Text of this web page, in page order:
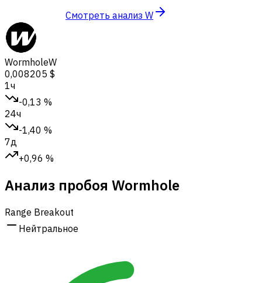
Смотреть анализ W
WormholeW
0,008205 $
1ч
-0,13 %
24ч
-1,40 %
7д
+0,96 %
Анализ пробоя Wormhole
Range Breakout
Нейтральное